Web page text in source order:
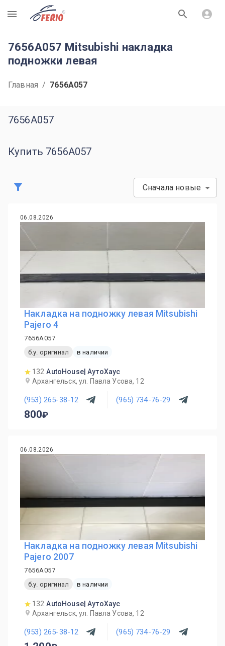
R
7656A057 Mitsubishi накладка
подножки левая
Главная / 7656A057
7656A057
Купить 7656A057
Сначала новые
06.08.2026
Накладка на подножку левая Mitsubishi
Pajero 4
7656A057
б.у. оригинал
в наличии
132 AutoHouse| АутоХаус
Архангельск, ул. Павла Усова, 12
(953) 265-38-12 (965) 734-76-29
800
06.08.2026
Накладка на подножку левая Mitsubishi
Pajero 2007
7656A057
б.у. оригинал
в наличии
132 AutoHouse| АутоХаус
Архангельск, ул. Павла Усова, 12
(953) 265-38-12 (965) 734-76-29